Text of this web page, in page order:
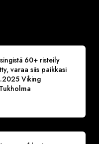
60+ risteily
varaa siis paikkasi
Viking